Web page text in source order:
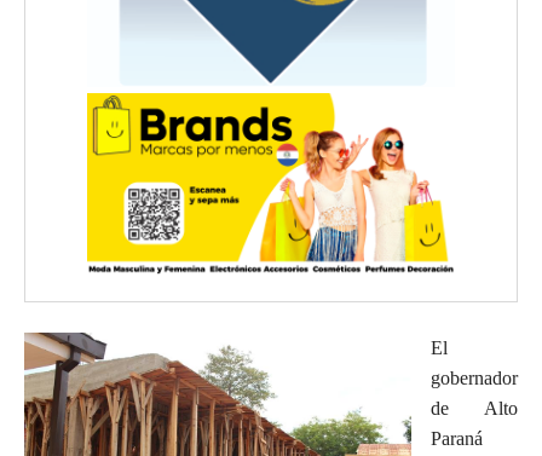
El
gobernador
de Alto
Paraná